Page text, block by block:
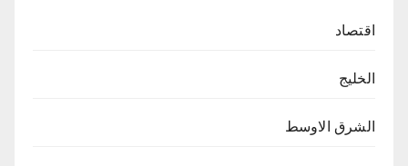
اقتصاد
الخليج
الشرق الاوسط